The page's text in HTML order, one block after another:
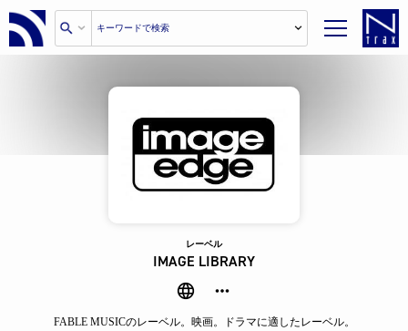
レーベル
IMAGE LIBRARY
FABLE MUSICのレーベル。映画。ドラマに適したレーベル。